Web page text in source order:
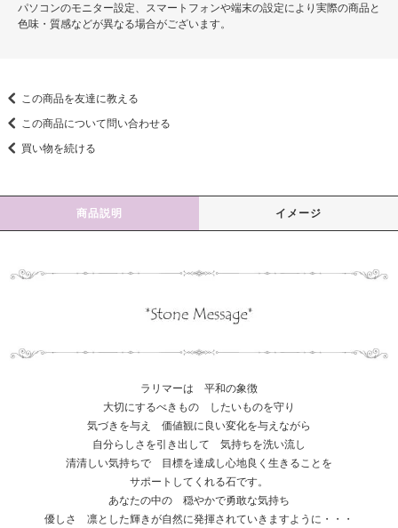
パソコンのモニター設定、スマートフォンや端末の設定により実際の商品と
色味・質感などが異なる場合がございます。
この商品を友達に教える
この商品について問い合わせる
買い物を続ける
商品説明 イメージ
ラリマーは 平和の象徴
大切にするべきもの したいものを守り
気づきを与え 価値観に良い変化を与えながら
自分らしさを引き出して 気持ちを洗い流し
清清しい気持ちで 目標を達成し心地良く生きることを
サポートしてくれる石です。
あなたの中の 穏やかで勇敢な気持ち
優しさ 凛とした輝きが自然に発揮されていきますように・・・